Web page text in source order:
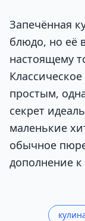
Запечённая
блюдо, но её
настоящему
простым,
секрет
маленькие
обычное
дополнение